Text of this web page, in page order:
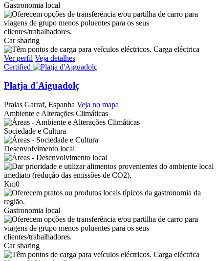
Gastronomia local
Car sharing
Carga eléctrica
Ver perfil Veja detalhes
Certified
Platja d'Aiguadolç
Praias Garraf, Espanha Veja no mapa
Ambiente e Alterações Climáticas
Sociedade e Cultura
Desenvolvimento local
Km0
Gastronomia local
Car sharing
Carga eléctrica